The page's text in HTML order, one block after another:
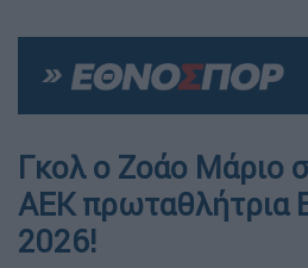
Γκολ ο Ζοάο Μάριο
ΑΕΚ πρωταθλήτρια
2026!